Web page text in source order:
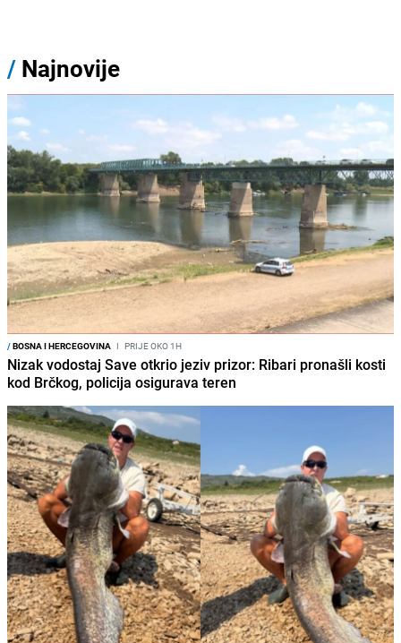
/ Najnovije
/BOSNA I HERCEGOVINA I PRIJE OKO 1H
Nizak vodostaj Save otkrio jeziv prizor: Ribari pronašli kosti
kod Brčkog, policija osigurava teren